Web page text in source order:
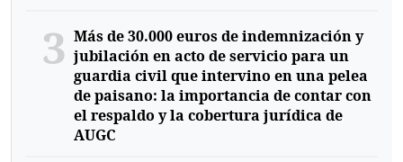
3 Más de 30.000 euros de indemnización y
jubilación en acto de servicio para un
guardia civil que intervino en una pelea
de paisano: la importancia de contar con
el respaldo y la cobertura jurídica de
AUGC